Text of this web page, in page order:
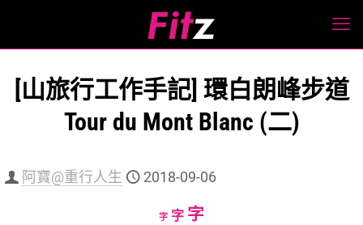
[山旅行工作手記] 環白朗峰步道
Tour du Mont Blanc (二)
阿寶@重行人生 2018-09-06
字Decrease
字Reset
字Increase